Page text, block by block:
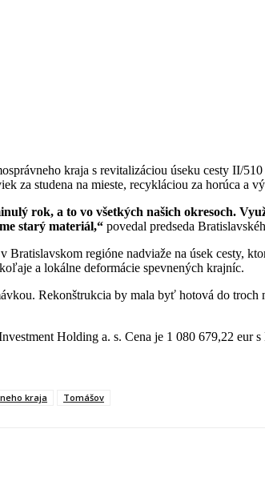
kraja s revitalizáciou úseku cesty II/
za studena na mieste, recykláciou za horúca a
rok, a to vo všetkých našich okresoch.
starý materiál,“ povedal predseda
regióne nadviaže na úsek cesty,
a lokálne deformácie spevnených krajníc.
Rekonštrukcia by mala byť hotová do
Holding a. s. Cena je 1 080 679,22 eur
kraja Tomášov